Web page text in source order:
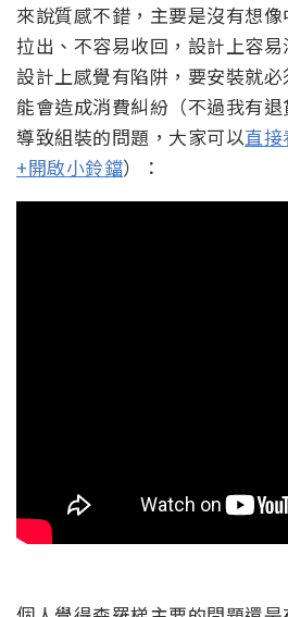
來說質感不錯，主要是沒有想
拉出、不容易收回，設計上容
設計上感覺有陷阱，要安裝就
能會造成消費糾紛（不過我有
導致組裝的問題，大家可以直接
+開啟小鈴鐺）：